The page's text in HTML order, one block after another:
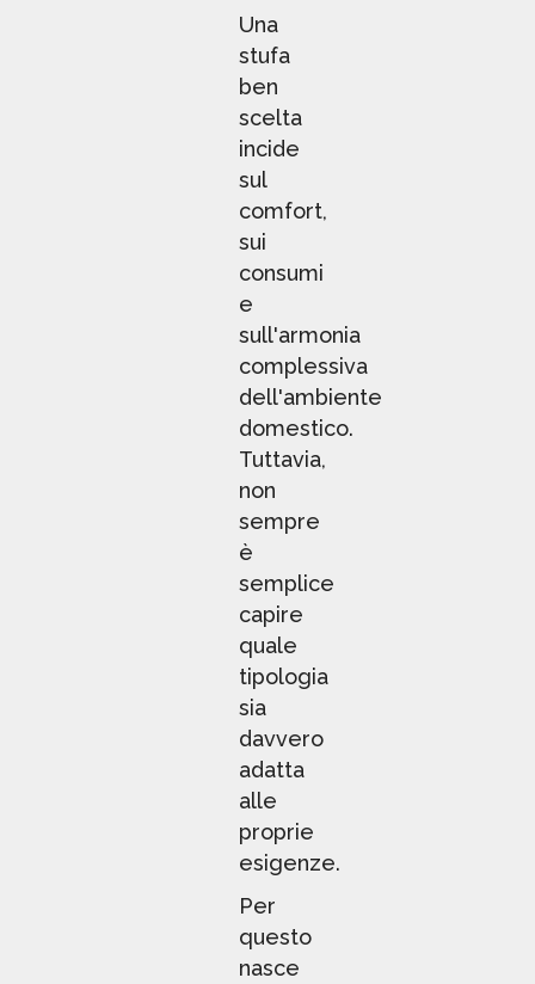
Una
stufa
ben
scelta
incide
sul
comfort,
sui
consumi
e
sull'armonia
complessiva
dell'ambiente
domestico.
Tuttavia,
non
sempre
è
semplice
capire
quale
tipologia
sia
davvero
adatta
alle
proprie
esigenze.
Per
questo
nasce